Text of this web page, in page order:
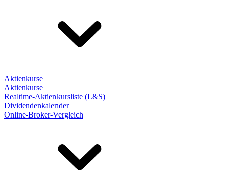
Aktienkurse
Aktienkurse
Realtime-Aktienkursliste (L&S)
Dividendenkalender
Online-Broker-Vergleich